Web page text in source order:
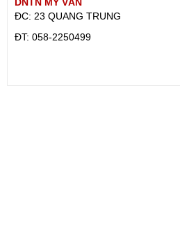
ĐC: 23 QUANG TRUNG
ÐT: 058-2250499